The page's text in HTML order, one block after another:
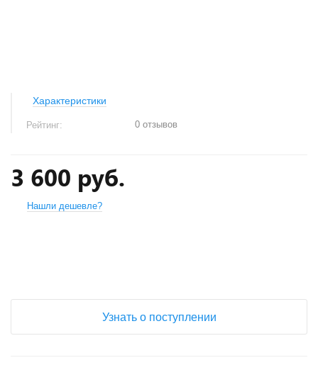
Характеристики
Рейтинг: 0 отзывов
3 600 руб.
Нашли дешевле?
Узнать о поступлении